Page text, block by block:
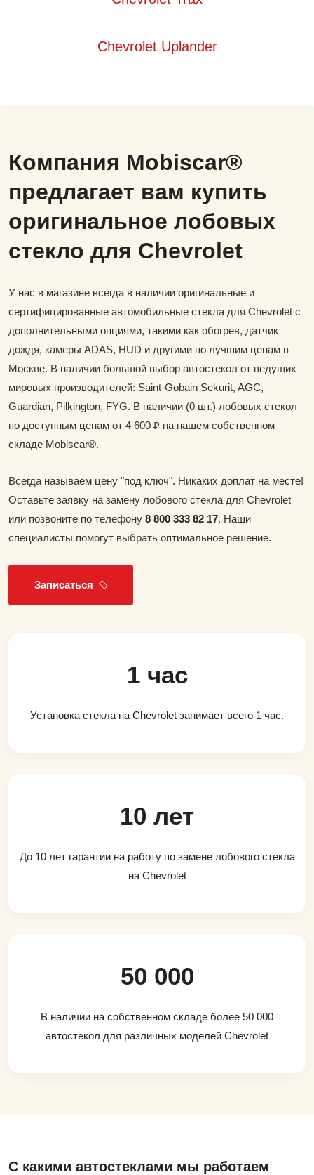
Chevrolet Uplander
Компания Mobiscar®
предлагает вам купить
оригинальное лобовых
стекло для Chevrolet
У нас в магазине всегда в наличии оригинальные и
сертифицированные автомобильные стекла для Chevrolet с
дополнительными опциями, такими как обогрев, датчик
дождя, камеры ADAS, HUD и другими по лучшим ценам в
Москве. В наличии большой выбор автостекол от ведущих
мировых производителей: Saint-Gobain Sekurit, AGC,
Guardian, Pilkington, FYG. В наличии (0 шт.) лобовых стекол
по доступным ценам от 4 600 ₽ на нашем собственном
складе Mobiscar®.
Всегда называем цену "под ключ". Никаких доплат на месте!
Оставьте заявку на замену лобового стекла для Chevrolet
или позвоните по телефону 8 800 333 82 17. Наши
специалисты помогут выбрать оптимальное решение.
Записаться
1 час
Установка стекла на Chevrolet занимает всего 1 час.
10 лет
До 10 лет гарантии на работу по замене лобового стекла
на Chevrolet
50 000
В наличии на собственном складе более 50 000
автостекол для различных моделей Chevrolet
С какими автостеклами мы работаем